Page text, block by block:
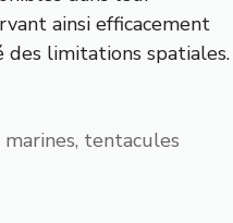
ainsi efficacement
des limitations spatiales.
, tentacules